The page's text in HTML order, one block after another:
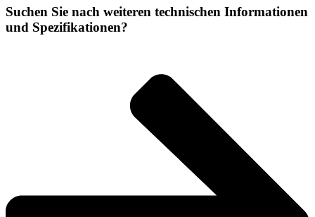
Suchen Sie nach weiteren technischen Informationen
und Spezifikationen?